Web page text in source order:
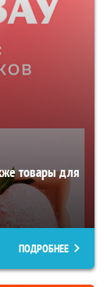
товары для
ПОДРОБНЕЕ